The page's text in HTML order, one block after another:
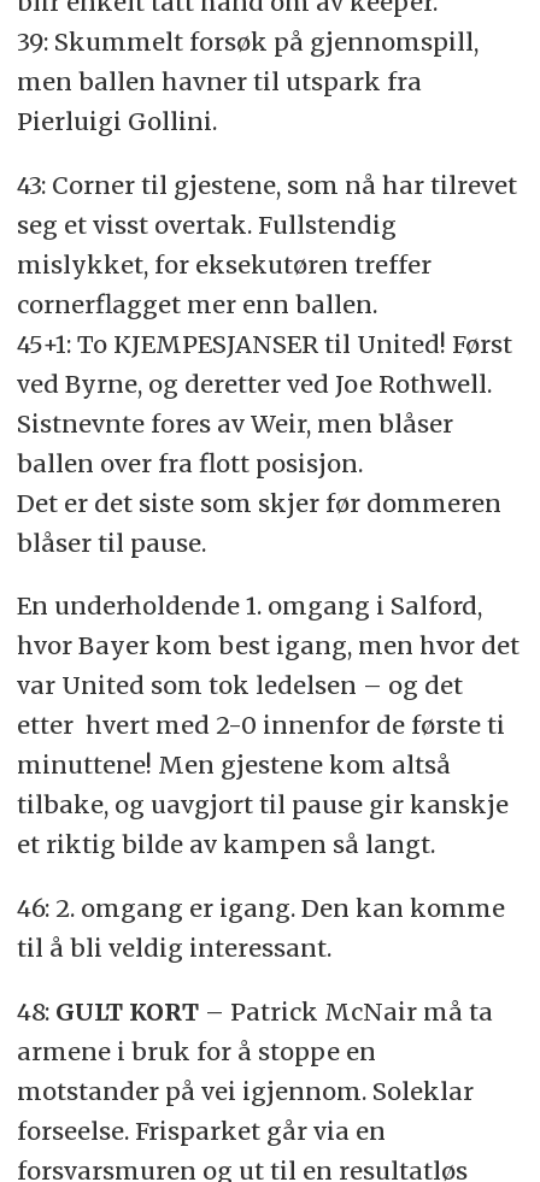
39: Skummelt forsøk på gjennomspill,
men ballen havner til utspark fra
Pierluigi Gollini.
43: Corner til gjestene, som nå har tilrevet
seg et visst overtak. Fullstendig
mislykket, for eksekutøren treffer
cornerflagget mer enn ballen.
45+1: To KJEMPESJANSER til United! Først
ved Byrne, og deretter ved Joe Rothwell.
Sistnevnte fores av Weir, men blåser
ballen over fra flott posisjon.
Det er det siste som skjer før dommeren
blåser til pause.
En underholdende 1. omgang i Salford,
hvor Bayer kom best igang, men hvor det
var United som tok ledelsen – og det
etter hvert med 2-0 innenfor de første ti
minuttene! Men gjestene kom altså
tilbake, og uavgjort til pause gir kanskje
et riktig bilde av kampen så langt.
46: 2. omgang er igang. Den kan komme
til å bli veldig interessant.
48: GULT KORT– Patrick McNair må ta
armene i bruk for å stoppe en
motstander på vei igjennom. Soleklar
forseelse. Frisparket går via en
forsvarsmuren og ut til en resultatløs